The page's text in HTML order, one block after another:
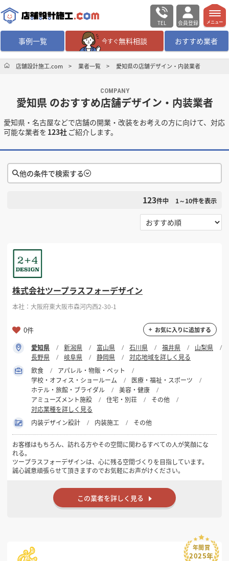
TEL 会員登録
事例一覧 今すぐ無料相談 おすすめ業者
無料相談 ログイン／会員登録
デザイン設計・施工 業者を探す
店舗・商業施設の施工事例を探す
マッチング案件一覧
店舗設計施工.comとは
店舗開業・改装を
メニュー
店舗設計施工.com 業者一覧 愛知県の店舗デザイン・内装業者
COMPANY
愛知県 のおすすめ店舗デザイン・内装業者
愛知県・名古屋などで店舗の開業・改装をお考えの方に向けて、対応
可能な業者を 123社 ご紹介します。
他の条件で検索する
愛知県
フリーワード
検索する
123件中 1～10件を表示
株式会社ツープラスフォーデザイン
本社：大阪府東大阪市森河内西2-30-1
0件 お気に入りに追加する
愛知県 新潟県 富山県 石川県 福井県
山梨県
長野県
岐阜県 静岡県
対応地域を詳しく見る
飲食
アパレル・物販・ペット
学校・オフィス・ショールーム
医療・福祉・スポーツ
ホテル・旅館・ブライダル
美容・健康
アミューズメント施設
住宅・別荘
その他
対応業種を詳しく見る
内装デザイン設計
内装施工 その他
お客様はもちろん、訪れる方やその空間に関わるすべての人が笑顔にな
れる。
ツープラスフォーデザインは、心に残る空間づくりを目指しています。
誠心誠意頑張らせて頂きますのでお気軽にお声がけください。
この業者を詳しく見る
年間賞
2025年